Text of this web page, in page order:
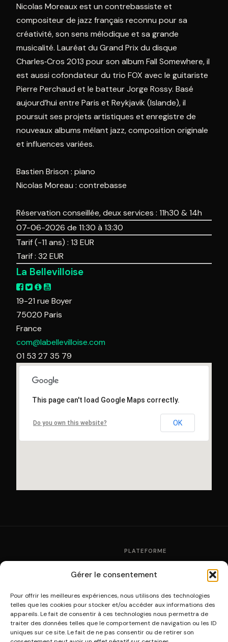
Gérer le consentement
Pour offrir les meilleures expériences, nous utilisons des technologies
telles que les cookies pour stocker et/ou accéder aux informations des
appareils. Le fait de consentir à ces technologies nous permettra de
traiter des données telles que le comportement de navigation ou les ID
uniques sur ce site. Le fait de ne pas consentir ou de retirer son
Nicolas Moreaux est un contrebassiste et
compositeur de jazz français reconnu pour sa
créativité, son sens mélodique et sa grande
musicalité. Lauréat du Grand Prix du disque
Charles‑Cros 2013 pour son album Fall Somewhere, il
est aussi cofondateur du trio FOX avec le guitariste
Pierre Perchaud et le batteur Jorge Rossy. Basé
aujourd’hui entre Paris et Reykjavik (Islande), il
poursuit ses projets artistiques et enregistre de
nouveaux albums mêlant jazz, composition originale
et influences variées.
Bastien Brison : piano
Nicolas Moreau : contrebasse
Réservation conseillée, deux services : 11h30 & 14h
07-06-2026 de 11:30 à 13:30
Tarif (-11 ans) : 13 EUR
Tarif : 32 EUR
La Bellevilloise
19-21 rue Boyer
75020 Paris
France
com@labellevilloise.com
01 53 27 35 79
This page can't load Google Maps correctly.
Do you own this website? OK
A31V / SOWPROG ·
contact@sowprog.com
PLATEFORME
Fonctionnement
Tarifs
Modules WordPress